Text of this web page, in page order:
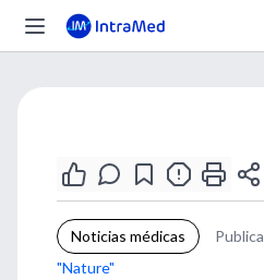
Noticias médicas
"Nature"